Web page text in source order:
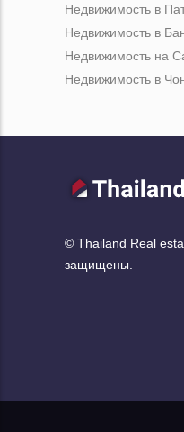
Недвижимость в
Недвижимость в
Недвижимость на
Недвижимость в
© Thailand Real
защищены.